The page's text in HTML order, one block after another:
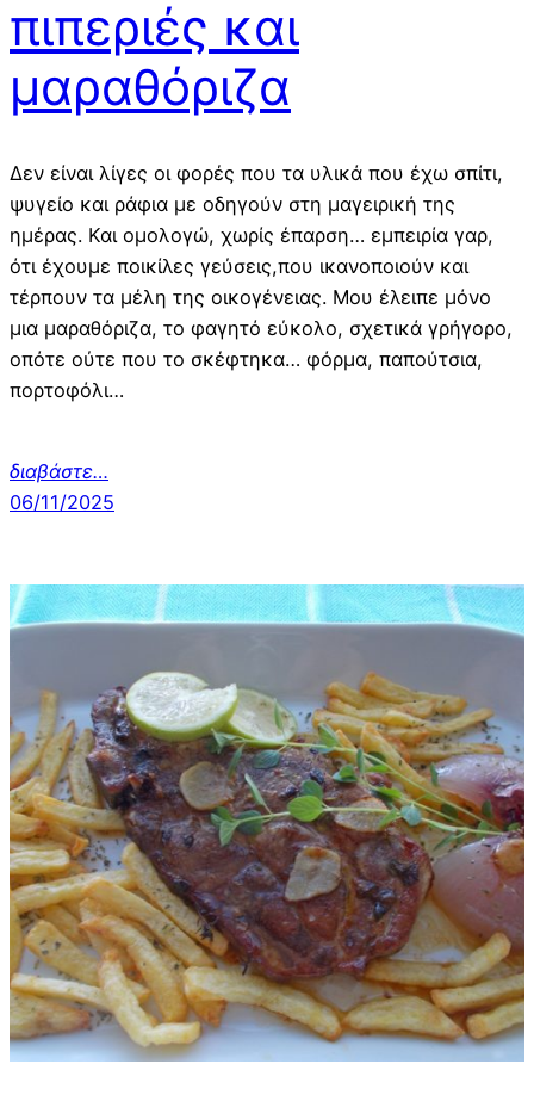
πιπεριές και
μαραθόριζα
Δεν είναι λίγες οι φορές που τα υλικά που έχω σπίτι,
ψυγείο και ράφια με οδηγούν στη μαγειρική της
ημέρας. Και ομολογώ, χωρίς έπαρση… εμπειρία γαρ,
ότι έχουμε ποικίλες γεύσεις,που ικανοποιούν και
τέρπουν τα μέλη της οικογένειας. Μου έλειπε μόνο
μια μαραθόριζα, το φαγητό εύκολο, σχετικά γρήγορο,
οπότε ούτε που το σκέφτηκα… φόρμα, παπούτσια,
πορτοφόλι…
διαβάστε…
06/11/2025